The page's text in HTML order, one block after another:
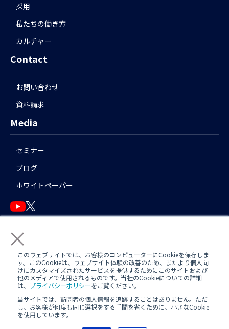
×
このウェブサイトでは、お客様のコンピューターにCookieを保存しま
す。このCookieは、ウェブサイト体験の改善のため、またより個人向
けにカスタマイズされたサービスを提供するためにこのサイトおよび
他のメディアで使用されるものです。当社のCookieについての詳細
は、 プライバシーポリシーをご覧ください。
当サイトでは、訪問者の個人情報を追跡することはありません。ただ
し、お客様が何度も同じ選択をする手間を省くために、小さなCookie
を使用しています。
採用
私たちの働き方
カルチャー
Contact
お問い合わせ
資料請求
Media
セミナー
ブログ
ホワイトペーパー
運用アシスタント利用規約(AWS/ Azure) 日中運用支援定型約款
定型約款